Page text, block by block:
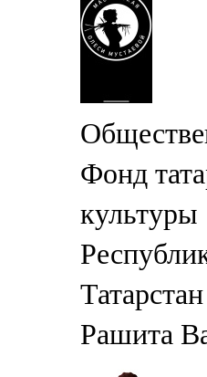
Фонд
культуры
Рашита